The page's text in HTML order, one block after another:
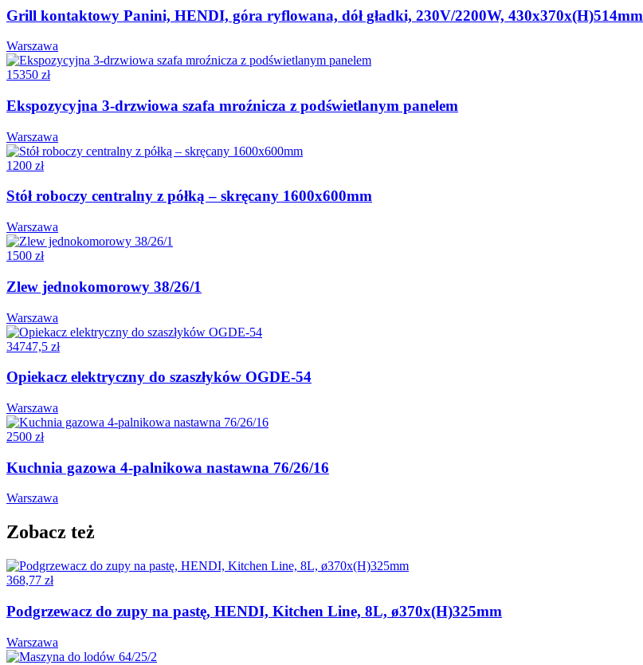
Grill kontaktowy Panini, HENDI, góra ryflowana, dół gładki, 230V/2200W, 430x370x(H)514mm
Warszawa
15350 zł
Ekspozycyjna 3-drzwiowa szafa mroźnicza z podświetlanym panelem
Warszawa
1200 zł
Stół roboczy centralny z półką – skręcany 1600x600mm
Warszawa
1500 zł
Zlew jednokomorowy 38/26/1
Warszawa
34747,5 zł
Opiekacz elektryczny do szaszłyków OGDE-54
Warszawa
2500 zł
Kuchnia gazowa 4-palnikowa nastawna 76/26/16
Warszawa
Zobacz też
368,77 zł
Podgrzewacz do zupy na pastę, HENDI, Kitchen Line, 8L, ø370x(H)325mm
Warszawa